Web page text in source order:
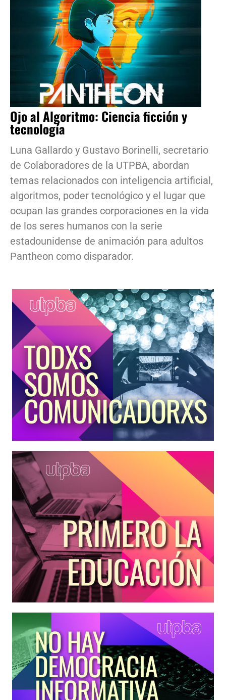
Ojo al Algoritmo: Ciencia ficción y
tecnología
Luna Gallardo y Gustavo Borinelli, secretario
de Colaboradores de la UTPBA, abordan
temas relacionados con inteligencia artificial,
algoritmos, poder tecnológico y el lugar que
ocupan las grandes corporaciones en la vida
de los seres humanos con la serie
estadounidense de animación para adultos
Pantheon como disparador.